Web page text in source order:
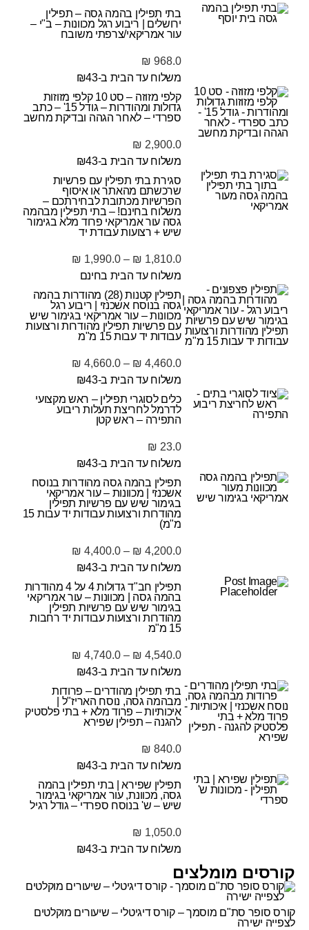
בתי תפילין בהמה גסה – תפילין
ירושלים | ריבוע רגל מכוונות – ב"י –
עור אמריקאי/צרפתי משובח
968.0
₪
משלוח עד הבית ב-₪43
קלפי מזוזה – סט 10 קלפי מזוזות
גדולות ומהודרות – גודל 15' – כתב
ספרדי – לאחר הגהה ובדיקת מחשב
2,900.0
₪
משלוח עד הבית ב-₪43
סגירת בתי תפילין עם פרשיות
שרכשתם מהאתר או איסוף
הפרשיות מכתובת לבחירתכם –
משלוח בחינם! – בתי תפילין מבהמה
גסה עור אמריקאי פרוד מלא בגימור
שיש + רצועות עבודת יד
1,810.0
₪
–
1,990.0
₪
משלוח עד הבית בחינם
תפילין קטנות (28) מהודרות בהמה
גסה בנוסח אשכנזי | ריבוע רגל
מכוונות – עור אמריקאי בגימור שיש
עם פרשיות תפילין מהודרות ורצועות
עבודות יד עבות 15 מ"מ
4,460.0
₪
–
4,660.0
₪
משלוח עד הבית ב-₪43
כלים לסוגרי תפילין – ראש מקצועי
לדרמל לחריצת תעלות ריבוע
התפירה – ראש קטן
23.0
₪
משלוח עד הבית ב-₪43
תפילין בהמה גסה מהודרות בנוסח
אשכנזי | מכוונות – עור אמריקאי
בגימור שיש עם פרשיות תפילין
מהודרות ורצועות עבודות יד עבות 15
מ"מ)
4,200.0
₪
–
4,400.0
₪
משלוח עד הבית ב-₪43
תפילין חב"ד גדולות 4 על 4 מהודרות
בהמה גסה | מכוונות – עור אמריקאי
בגימור שיש עם פרשיות תפילין
מהודרות ורצועות עבודות יד רחבות
15 מ"מ
4,540.0
₪
–
4,740.0
₪
משלוח עד הבית ב-₪43
בתי תפילין מהודרים – פרודות
מבהמה גסה, נוסח האריז"ל |
איכותיות – פרוד מלא + בתי פלסטיק
להגנה – תפילין שפירא
840.0
₪
משלוח עד הבית ב-₪43
תפילין שפירא | בתי תפילין בהמה
גסה, מכוונת, עור אמריקאי בגימור
שיש – ש' בנוסח ספרדי – גודל רגיל
1,050.0
₪
משלוח עד הבית ב-₪43
קורסים מומלצים
קורס סופר סת"ם מוסמך – קורס דיגיטלי – שיעורים מוקלטים
לצפייה ישירה